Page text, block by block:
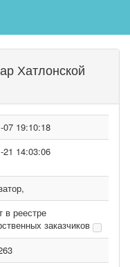
Хатлонской
07 19:10:18
21 14:03:06
в реестре
заказчиков